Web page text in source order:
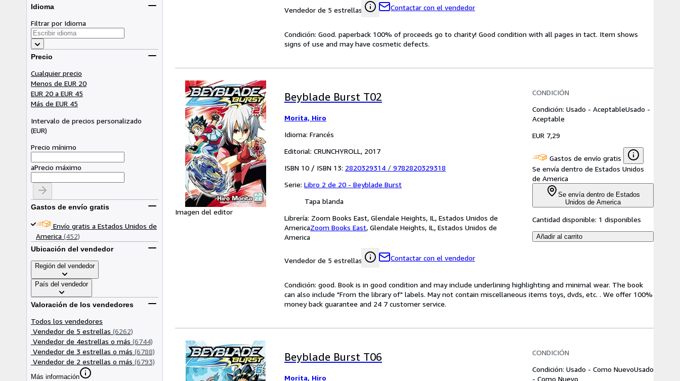
Idioma
Filtrar por Idioma
Precio
Cualquier precio
Menos de EUR 20
EUR 20 a EUR 45
Más de EUR 45
Intervalo de precios personalizado
(EUR)
Precio mínimo
aPrecio máximo
Gastos de envío gratis
Envío gratis a Estados Unidos de
America (452)
Ubicación del vendedor
Región del vendedor
País del vendedor
Valoración de los vendedores
Todos los vendedores
Vendedor de 5 estrellas (6262)
Vendedor de 4estrellas o más (6744)
Vendedor de 3 estrellas o más (6788)
Vendedor de 2 estrellas o más (6793)
Más información
Vendedor de 5 estrellas Contactar con el vendedor
Condición: Good. paperback 100% of proceeds go to charity! Good condition with all pages in tact. Item shows
signs of use and may have cosmetic defects.
Imagen del editor
Beyblade Burst T02
Morita, Hiro
Idioma: Francés
Editorial: CRUNCHYROLL, 2017
ISBN 10 / ISBN 13: 2820329314 / 9782820329318
Serie: Libro 2 de 20 - Beyblade Burst
Tapa blanda
Librería: Zoom Books East, Glendale Heights, IL, Estados Unidos de
AmericaZoom Books East, Glendale Heights, IL, Estados Unidos de
America
Vendedor de 5 estrellas Contactar con el vendedor
CONDICIÓN
Condición: Usado - AceptableUsado -
Aceptable
EUR 7,29
Gastos de envío gratis
Se envía dentro de Estados Unidos
de America
Se envía dentro de Estados
Unidos de America
Cantidad disponible: 1 disponibles
Añadir al carrito
Condición: good. Book is in good condition and may include underlining highlighting and minimal wear. The book
can also include "From the library of" labels. May not contain miscellaneous items toys, dvds, etc. . We offer 100%
money back guarantee and 24 7 customer service.
Beyblade Burst T06
Morita, Hiro
CONDICIÓN
Condición: Usado - Como NuevoUsado
- Como Nuevo